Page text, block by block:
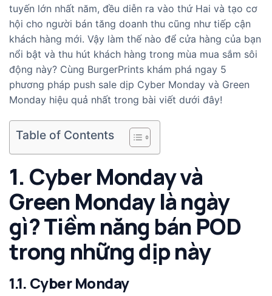
tuyến lớn nhất năm, đều diễn ra vào thứ Hai và tạo cơ
hội cho người bán tăng doanh thu cũng như tiếp cận
khách hàng mới. Vậy làm thế nào để cửa hàng của bạn
nổi bật và thu hút khách hàng trong mùa mua sắm sôi
động này? Cùng BurgerPrints khám phá ngay 5
phương pháp push sale dịp Cyber Monday và Green
Monday hiệu quả nhất trong bài viết dưới đây!
Table of Contents
1. Cyber Monday và
Green Monday là ngày
gì? Tiềm năng bán POD
trong những dịp này
1.1. Cyber Monday